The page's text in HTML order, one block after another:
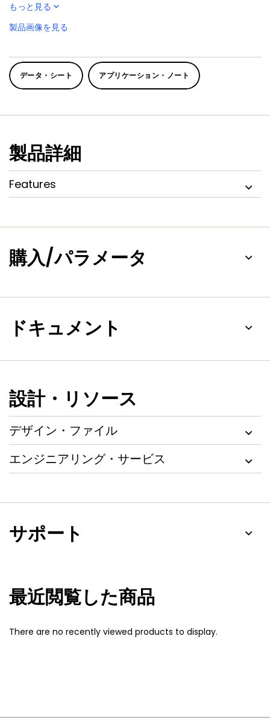
amplitude up to V
or from Y0 or Y1 to Z. Its low ON resistance (0.5 Ω) and
flatness (0.13 Ω) ensures minimal attenuation and
もっと見る
製品画像を見る
データ・シート アプリケーション・ノート
製品詳細
Features
購入/パラメータ
ドキュメント
設計・リソース
デザイン・ファイル
エンジニアリング・サービス
サポート
最近閲覧した商品
There are no recently viewed products to display.